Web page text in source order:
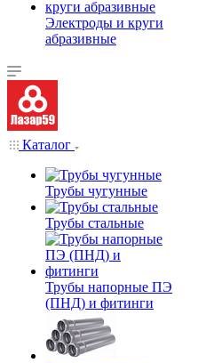
Электроды и круги
абразивные
Каталог
Трубы чугунные
Трубы стальные
Трубы напорные ПЭ
(ПНД) и фитинги